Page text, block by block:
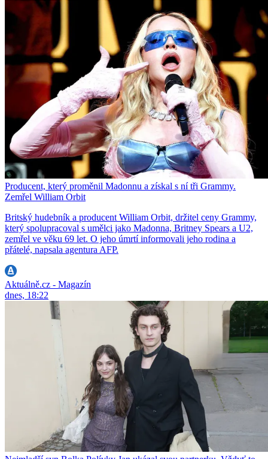
Producent, který proměnil Madonnu a získal s ní tři Grammy.
Zemřel William Orbit
Britský hudebník a producent William Orbit, držitel ceny Grammy,
který spolupracoval s umělci jako Madonna, Britney Spears a U2,
zemřel ve věku 69 let. O jeho úmrtí informovali jeho rodina a
přátelé, napsala agentura AFP.
Aktuálně.cz - Magazín
dnes, 18:22